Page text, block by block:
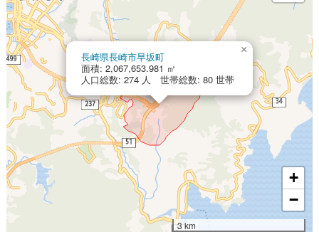
長崎県長崎市早坂町
面積: 2,067,653.981 ㎡
人口総数: 274 人 世帯総数: 80 世帯
×
+
−
3 km